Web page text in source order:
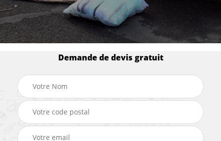
Demande de devis gratuit